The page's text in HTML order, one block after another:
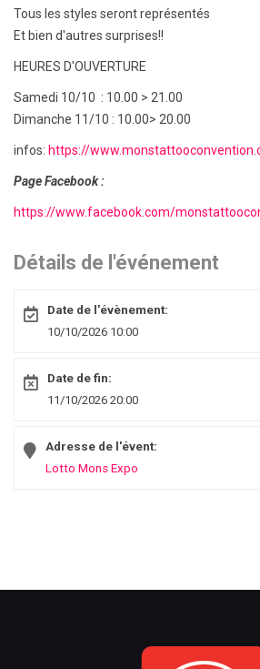
Tous les styles seront représentés
Et bien d'autres surprises!!
HEURES D'OUVERTURE
Samedi 10/10 : 10.00 > 21.00
Dimanche 11/10 : 10.00> 20.00
infos: https://
Page Facebook :
https://www.facebook.com/
Détails de l'événement
Date de l'évènement:
10/10/2026 10:00
Date de fin:
11/10/2026 20:00
Adresse de l'évent:
Lotto Mons Expo